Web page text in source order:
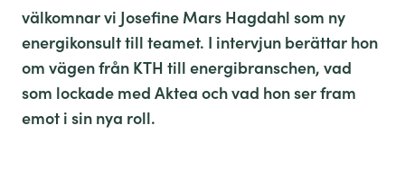
välkomnar vi Josefine Mars Hagdahl som ny
energikonsult till teamet. I intervjun berättar hon
om vägen från KTH till energibranschen, vad
som lockade med Aktea och vad hon ser fram
emot i sin nya roll.